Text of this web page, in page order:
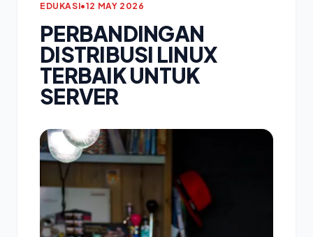
EDUKASI•12 MAY 2026
PERBANDINGAN
DISTRIBUSI LINUX
TERBAIK UNTUK
SERVER